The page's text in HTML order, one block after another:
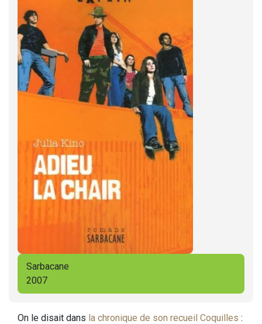
Sarbacane
2007
On le disait dans la chronique de son recueil Coquilles :